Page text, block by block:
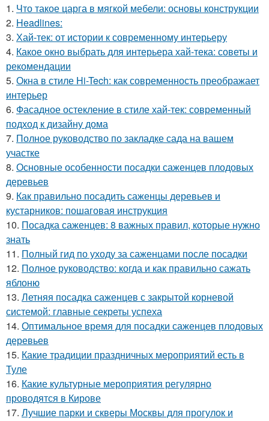
1. Что такое царга в мягкой мебели: основы конструкции
2. Headlines:
3. Хай-тек: от истории к современному интерьеру
4. Какое окно выбрать для интерьера хай-тека: советы и
рекомендации
5. Окна в стиле Hi-Tech: как современность преображает
интерьер
6. Фасадное остекление в стиле хай-тек: современный
подход к дизайну дома
7. Полное руководство по закладке сада на вашем
участке
8. Основные особенности посадки саженцев плодовых
деревьев
9. Как правильно посадить саженцы деревьев и
кустарников: пошаговая инструкция
10. Посадка саженцев: 8 важных правил, которые нужно
знать
11. Полный гид по уходу за саженцами после посадки
12. Полное руководство: когда и как правильно сажать
яблоню
13. Летняя посадка саженцев с закрытой корневой
системой: главные секреты успеха
14. Оптимальное время для посадки саженцев плодовых
деревьев
15. Какие традиции праздничных мероприятий есть в
Туле
16. Какие культурные мероприятия регулярно
проводятся в Кирове
17. Лучшие парки и скверы Москвы для прогулок и